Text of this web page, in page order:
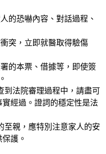
的恐嚇內容、對話過程、
突，立即就醫取得驗傷
的本票、借據等，即使簽
到法院審理過程中，請盡可
實經過。證詞的穩定性是法
至親，應特別注意家人的安
護。